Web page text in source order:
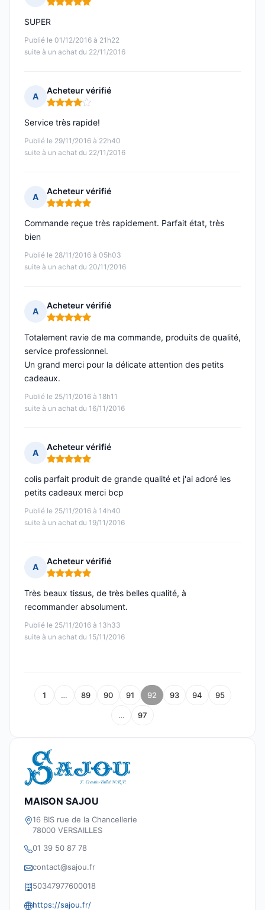
Note : 5 sur 5
Publié le 01/12/2016 à 21h22
suite à un achat du 22/11/2016
SUPER
A
Acheteur vérifié
Note : 4 sur 5
Publié le 29/11/2016 à 22h40
suite à un achat du 22/11/2016
Service très rapide!
A
Acheteur vérifié
Note : 5 sur 5
Publié le 28/11/2016 à 05h03
suite à un achat du 20/11/2016
Commande reçue très rapidement. Parfait état, très
bien
A
Acheteur vérifié
Note : 5 sur 5
Publié le 25/11/2016 à 18h11
suite à un achat du 16/11/2016
Totalement ravie de ma commande, produits de qualité,
service professionnel.
Un grand merci pour la délicate attention des petits
cadeaux.
A
Acheteur vérifié
Note : 5 sur 5
Publié le 25/11/2016 à 14h40
suite à un achat du 19/11/2016
colis parfait produit de grande qualité et j'ai adoré les
petits cadeaux merci bcp
A
Acheteur vérifié
Note : 5 sur 5
Publié le 25/11/2016 à 13h33
suite à un achat du 15/11/2016
Très beaux tissus, de très belles qualité, à
recommander absolument.
1 … 89 90 91 92 93 94 95
… 97
MAISON SAJOU
16 BIS rue de la Chancellerie
78000 VERSAILLES
01 39 50 87 78
contact@sajou.fr
50347977600018
https://sajou.fr/